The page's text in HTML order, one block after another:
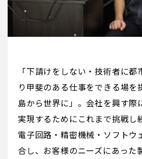
「下請けをしない・技術者に
り甲斐のある仕事をできる場を
島から世界に」。会社を興す際
実現するためにこれまで挑戦し
電子回路・精密機械・ソフトウ
合し、お客様のニーズにあった